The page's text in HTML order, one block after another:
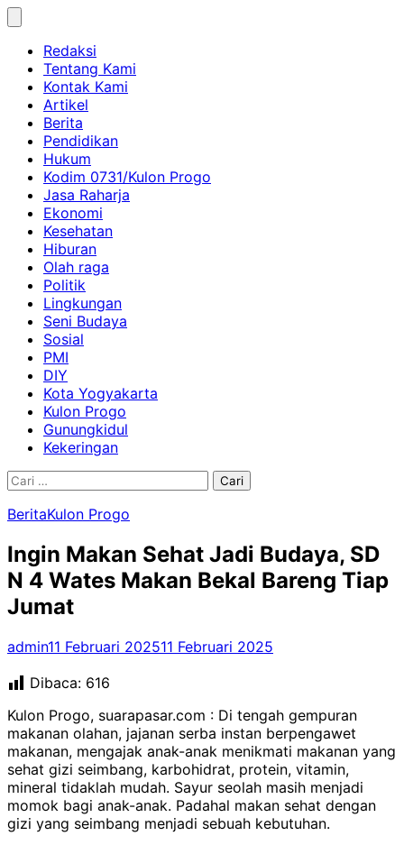
Skip
contentRedaksi
Tentang Kami
Kontak Kami
Artikel
Berita
Pendidikan
Hukum
Kodim 0731/Kulon Progo
Jasa Raharja
Ekonomi
Kesehatan
Hiburan
Olah raga
Politik
Lingkungan
Seni Budaya
Sosial
PMI
DIY
Kota Yogyakarta
Kulon Progo
Gunungkidul
Kekeringan
Cari
BeritaKulon Progo
Ingin Makan Sehat Jadi Budaya, SD
N 4 Wates Makan Bekal Bareng Tiap
Jumat
admin11 Februari 202511 Februari 2025
Dibaca: 616
Kulon Progo, suarapasar.com : Di tengah gempuran
makanan olahan, jajanan serba instan berpengawet
makanan, mengajak anak-anak menikmati makanan yang
sehat gizi seimbang, karbohidrat, protein, vitamin,
mineral tidaklah mudah. Sayur seolah masih menjadi
momok bagi anak-anak. Padahal makan sehat dengan
gizi yang seimbang menjadi sebuah kebutuhan.